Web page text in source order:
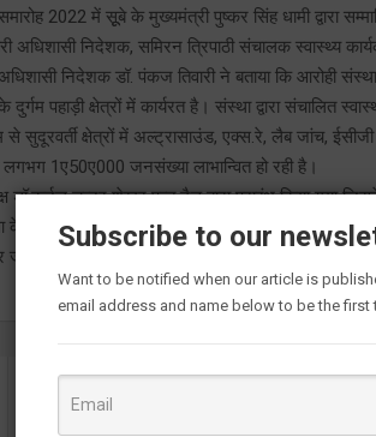
2022 में सूूबे के मुख्यमंत्री पुष्कर सिंह धामी द्वारा
अधिशासी निदेशक, समिरन त्रिपाठी संचालक स्वास्थ्य
निदेशक डॉ. पंकज तिवारी ने बताया कि आरोही
पहाड़ी क्षेत्रों में कार्यरत है। संस्था द्वारा संचालित
सुदूरवर्ती क्षेत्रों में अल्ट्रासाउंड, एक्स.रे, लैब जांच,
1ए50ए000 जनसंख्या लाभान्वित हो रही है।
चन्द्र शेखर पन्त टैड द्वारा प्रारंभ किया गया जिसके
माध्यम से बेहतर स्वास्थ्य सेवाएं उपलब्ध हो रही है। आरोही
गया।
मामूली विवाद में दोस्त ने ही की थी दोस्त की
Subscribe to our
Want to be notified when our article is
email address and name below to be the first